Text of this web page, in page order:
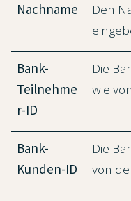
Nachname
Den
Bank-
Teilnehme
r-ID
Die
wie
Bank-
Kunden-ID
Die
von